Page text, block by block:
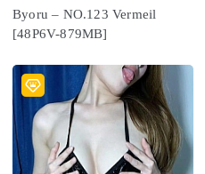
Byoru – NO.123 Vermeil
[48P6V-879MB]